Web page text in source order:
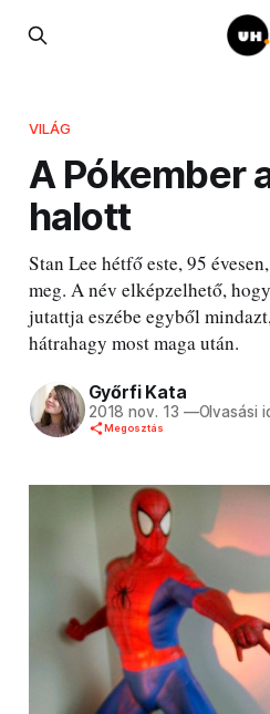
VILÁG
A Pókember
halott
Stan Lee hétfő este, 95
meg. A név elképzelhető,
jutattja eszébe egyből
hátrahagy most maga után.
Győrfi Kata
2018 nov. 13 —Olvasási
Megosztás